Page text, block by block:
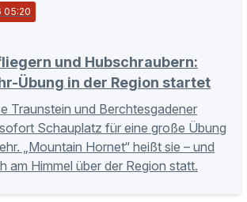
05:20
und Hubschraubern:
Übung in der Region startet
Traunstein und Berchtesgadener
Schauplatz für eine große Übung
„Mountain Hornet“ heißt sie – und
am Himmel über der Region statt.